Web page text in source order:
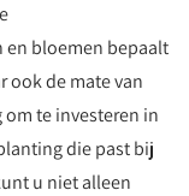
en bloemen bepaalt
ook de mate van
te investeren in
die past bij
u niet alleen